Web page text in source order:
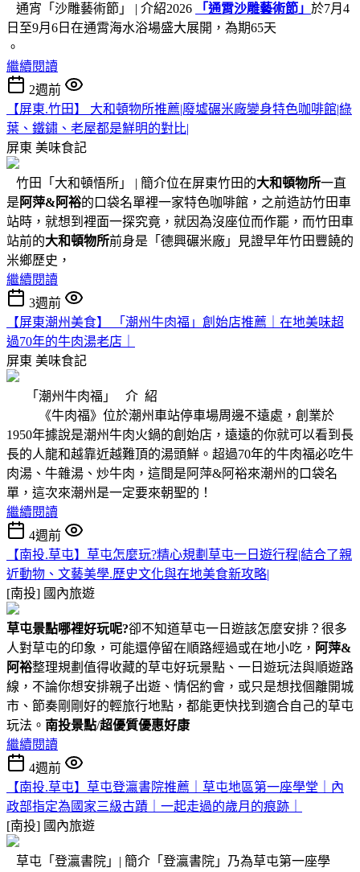
通宵「沙雕藝術節」 | 介紹2026 「通霄沙雕藝術節」 於7月4
日至9月6日在通霄海水浴場盛大展開，為期65天
。
繼續閱讀
2週前
【屏東.竹田】 大和頓物所推薦|廢墟碾米廠變身特色咖啡館|綠
葉、鐵鏽、老屋都是鮮明的對比|
屏東 美味食記
竹田「大和頓悟所」 | 簡介位在屏東竹田的大和頓物所一直
是 阿萍&阿裕的口袋名單裡一家特色咖啡館，之前造訪竹田車
站時，就想到裡面一探究竟，就因為沒座位而作罷，而竹田車
站前的大和頓物所前身是「德興碾米廠」見證早年竹田豐饒的
米鄉歷史，
繼續閱讀
3週前
【屏東潮州美食】 「潮州牛肉福」創始店推薦｜在地美味超
過70年的牛肉湯老店｜
屏東 美味食記
「潮州牛肉福」 介 紹
《牛肉福》位於潮州車站停車場周邊不遠處，創業於
1950年據說是潮州牛肉火鍋的創始店，遠遠的你就可以看到長
長的人龍和越靠近越難頂的湯頭鮮。超過70年的牛肉福必吃牛
肉湯、牛雜湯、炒牛肉，這間是阿萍&阿裕來潮州的口袋名
單，這次來潮州是一定要來朝聖的！
繼續閱讀
4週前
【南投.草屯】草屯怎麼玩?精心規劃草屯一日遊行程|結合了親
近動物、文藝美學.歷史文化與在地美食新攻略|
[南投] 國內旅遊
草屯景點哪裡好玩呢?卻不知道草屯一日遊該怎麼安排？很多
人對草屯的印象，可能還停留在順路經過或在地小吃， 阿萍&
阿裕整理規劃值得收藏的草屯好玩景點、一日遊玩法與順遊路
線，不論你想安排親子出遊、情侶約會，或只是想找個離開城
市、節奏剛剛好的輕旅行地點，都能更快找到適合自己的草屯
玩法。 南投景點/超優質優惠好康
繼續閱讀
4週前
【南投.草屯】草屯登瀛書院推薦｜草屯地區第一座學堂｜內
政部指定為國家三級古蹟｜一起走過的歲月的痕跡｜
[南投] 國內旅遊
草屯「登瀛書院」| 簡介「登瀛書院」乃為草屯第一座學